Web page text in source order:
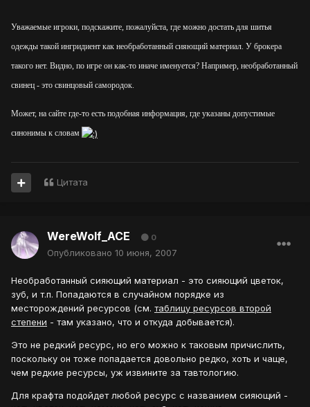
Уважаемые игроки, подскажите, пожалуйста, где можно достать для шитья
одежды такой ингридиент как необработанный сияющий материал. У брокера
такого нет. Видно, по игре он как-то иначе именуется? Например, необработанный
свинец - это свинцовый самородок.
Может, на сайте где-то есть подобная информация, где указаны допустимые
синонимы к словам
Цитата
WereWolf_ACE 0
Опубликовано 10 июня, 2007
Необработанный сияющий материал - это сияющий цветок,
зуб, и т.п. Попадаются в случайном порядке из
месторождений ресурсов (см. таблицу ресурсов второй
степени - там указано, что и откуда добывается).
Это не редкий ресурс, но его можно к таковым причислить,
поскольку он тоже попадается довольно редко, хоть и чаще,
чем редкие ресурсы, уж извините за тавтологию.
Для крафта подойдет любой ресурс с названием сияющий -